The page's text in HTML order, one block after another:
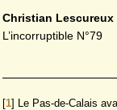
Christian Lescureux
L’incorruptible N°79
[1]
Le Pas-de-Calais